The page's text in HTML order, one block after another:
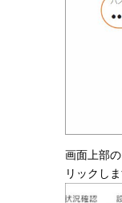
画面上部
リックしま